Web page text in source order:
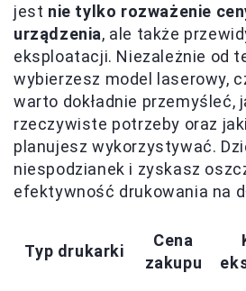
jest nie tylko rozważenie
urządzenia, ale także
eksploatacji. Niezależnie od
wybierzesz model laserowy,
warto dokładnie przemyśleć,
rzeczywiste potrzeby oraz
planujesz wykorzystywać.
niespodzianek i zyskasz
efektywność drukowania na
Typ drukarki
Cena
zakupu